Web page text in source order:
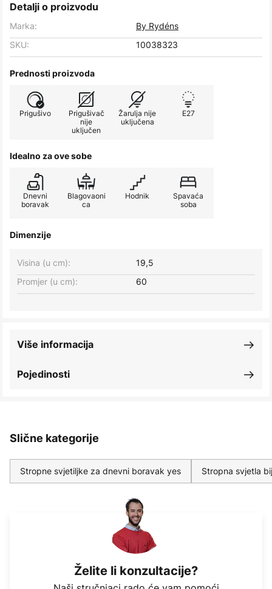
Detalji o proizvodu
Marka:
By Rydéns
SKU:
10038323
Prednosti proizvoda
Prigušivo
Prigušivač
nije
uključen
Žarulja nije
uključena
E27
Idealno za ove sobe
Dnevni
boravak
Blagovaoni
ca
Hodnik
Spavaća
soba
Dimenzije
Visina (u cm):
19,5
Promjer (u cm):
60
Pojedinosti
Više informacija
Slične kategorije
Stropne svjetiljke za dnevni boravak yes Stropna svjetla
Želite li konzultacije?